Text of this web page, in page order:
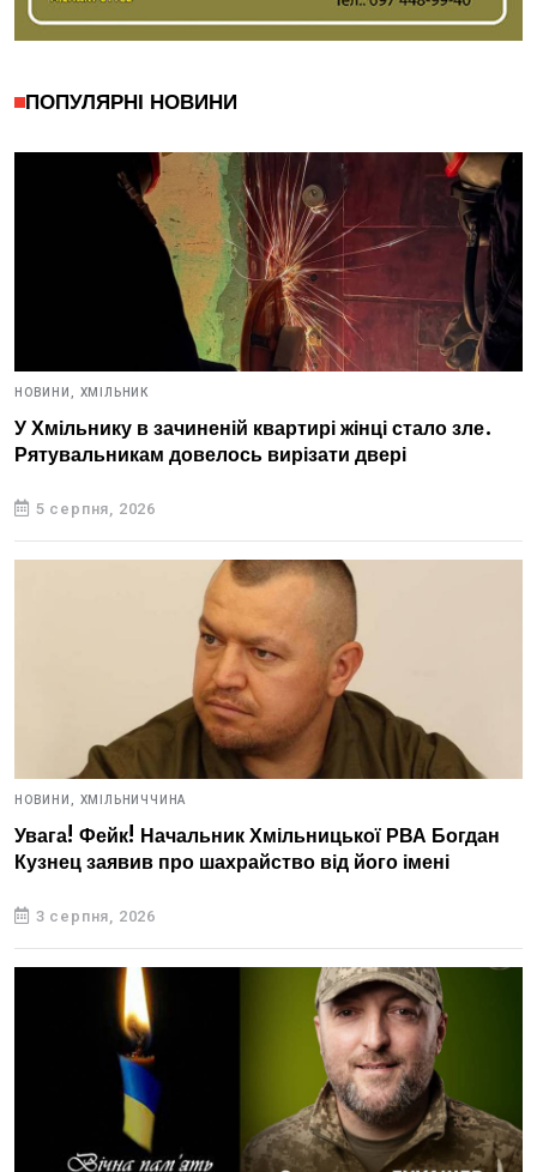
ПОПУЛЯРНІ НОВИНИ
НОВИНИ, ХМІЛЬНИК
У Хмільнику в зачиненій квартирі жінці стало зле.
Рятувальникам довелось вирізати двері
5 серпня, 2026
НОВИНИ, ХМІЛЬНИЧЧИНА
Увага! Фейк! Начальник Хмільницької РВА Богдан
Кузнец заявив про шахрайство від його імені
3 серпня, 2026